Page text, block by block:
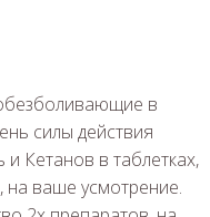
в
силы действия
Кетанов в таблетках,
ваше усмотрение.